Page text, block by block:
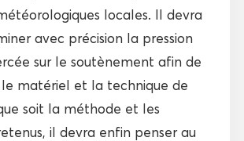
locales. Il devra
avec précision la pression
sur le soutènement afin de
le matériel et la technique de
soit la méthode et les
il devra enfin penser au